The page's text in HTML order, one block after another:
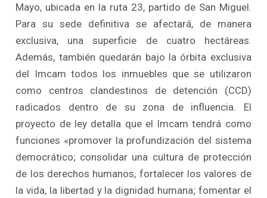
Mayo, ubicada en la ruta 23, partido de San Miguel.
Para su sede definitiva se afectará, de manera
exclusiva, una superficie de cuatro hectáreas.
Además, también quedarán bajo la órbita exclusiva
del Imcam todos los inmuebles que se utilizaron
como centros clandestinos de detención (CCD)
radicados dentro de su zona de influencia. El
proyecto de ley detalla que el Imcam tendrá como
funciones «promover la profundización del sistema
democrático; consolidar una cultura de protección
de los derechos humanos, fortalecer los valores de
la vida, la libertad y la dignidad humana; fomentar el